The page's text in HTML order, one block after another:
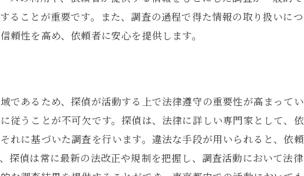
ることが重要です。また、調査の過程で得た情報の取り扱いに
頼性を高め、依頼者に安心を提供します。
であるため、探偵が活動する上で法律遵守の重要性が高まって
従うことが不可欠です。探偵は、法律に詳しい専門家として、
れに基づいた調査を行います。違法な手段が用いられると、依
探偵は常に最新の法改正や規制を把握し、調査活動において法